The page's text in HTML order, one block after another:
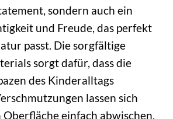
sondern auch ein
und Freude, das perfekt
passt. Die sorgfältige
sorgt dafür, dass die
des Kinderalltags
lassen sich
einfach abwischen,